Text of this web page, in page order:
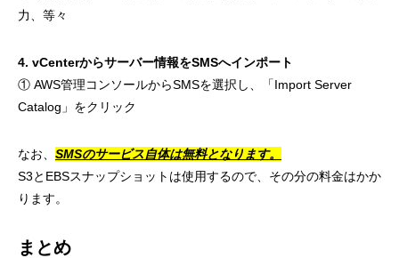
力、等々
4. vCenterからサーバー情報をSMSへインポート
① AWS管理コンソールからSMSを選択し、「Import Server
Catalog」をクリック
なお、 SMSのサービス自体は無料となります。
S3とEBSスナップショットは使用するので、その分の料金はかか
ります。
まとめ